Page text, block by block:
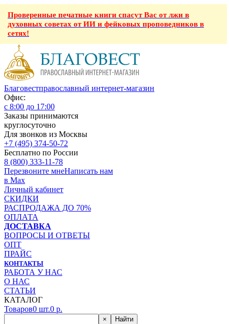
Проверенные печатные книги спасут Вас от лжи в
духовных советах от ИИ и фейковых проповедников в
сетях!
Благовестправославный интернет-магазин
Офис:
с 8:00 до 17:00
Заказы принимаются
круглосуточно
Для звонков из Москвы
+7 (495) 374-50-72
Бесплатно по России
8 (800) 333-11-78
Перезвоните мнеНаписать нам
в Max
Личный кабинет
СКИДКИ
РАСПРОДАЖА ДО 70%
ОПЛАТА
ДОСТАВКА
ВОПРОСЫ И ОТВЕТЫ
ОПТ
ПРАЙС
КОНТАКТЫ
РАБОТА У НАС
О НАС
СТАТЬИ
КАТАЛОГ
Товаров0 шт.0 р.
× Найти